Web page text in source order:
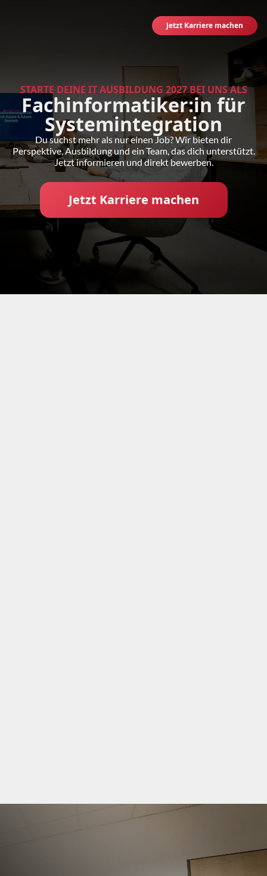
Jetzt Karriere machen
STARTE DEINE IT AUSBILDUNG 2027 BEI UNS ALS
Fachinformatiker:in für
Systemintegration
Du suchst mehr als nur einen Job? Wir bieten dir
Perspektive, Ausbildung und ein Team, das dich unterstützt.
Jetzt informieren und direkt bewerben.
Jetzt Karriere machen